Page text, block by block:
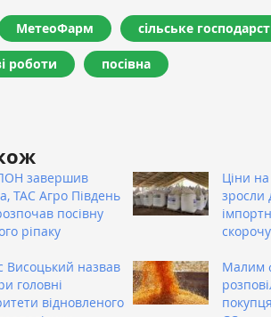
МетеоФарм сільське
роботи посівна
завершив
ТАС Агро Південь
посівну
ріпаку
Ціни на
зросли
Висоцький назвав
головні
відновленого
Малим